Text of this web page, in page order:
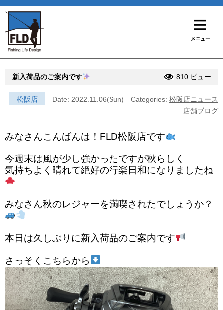
新入荷品のご案内です 810 ビュー
松阪店 Date: 2022.11.06(Sun) Categories: 松阪店ニュース
店舗ブログ
みなさんこんばんは！FLD松阪店です
今週末は風が少し強かったですが秋らしく
気持ちよく晴れて絶好の行楽日和になりましたね
みなさん秋のレジャーを満喫されたでしょうか？
本日は久しぶりに新入荷品のご案内です
さっそくこちらから